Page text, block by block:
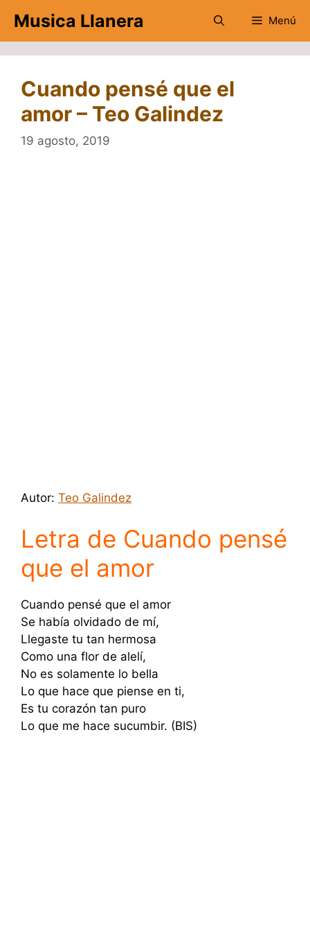
contenido
Musica Llanera Menú
Cuando pensé que el
amor – Teo Galindez
19 agosto, 2019
Autor: Teo Galindez
Letra de Cuando pensé
que el amor
Cuando pensé que el amor
Se había olvidado de mí,
Llegaste tu tan hermosa
Como una flor de alelí,
No es solamente lo bella
Lo que hace que piense en ti,
Es tu corazón tan puro
Lo que me hace sucumbir. (BIS)